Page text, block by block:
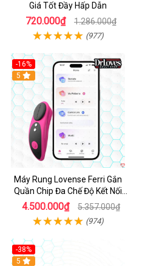
Giá Tốt Đầy Hấp Dẫn
720.000₫ 1.286.000₫
(977)
-16%
Hot
5
Máy Rung Lovense Ferri Gắn
Quần Chip Đa Chế Độ Kết Nối
App
4.500.000₫ 5.357.000₫
(974)
-38%
5